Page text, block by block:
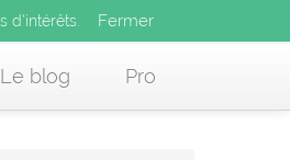
d’intérêts. x
Le blog Pro
Fermer
d’intérêts.